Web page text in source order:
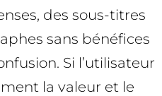
des sous-titres
sans bénéfices
Si l’utilisateur
la valeur et le